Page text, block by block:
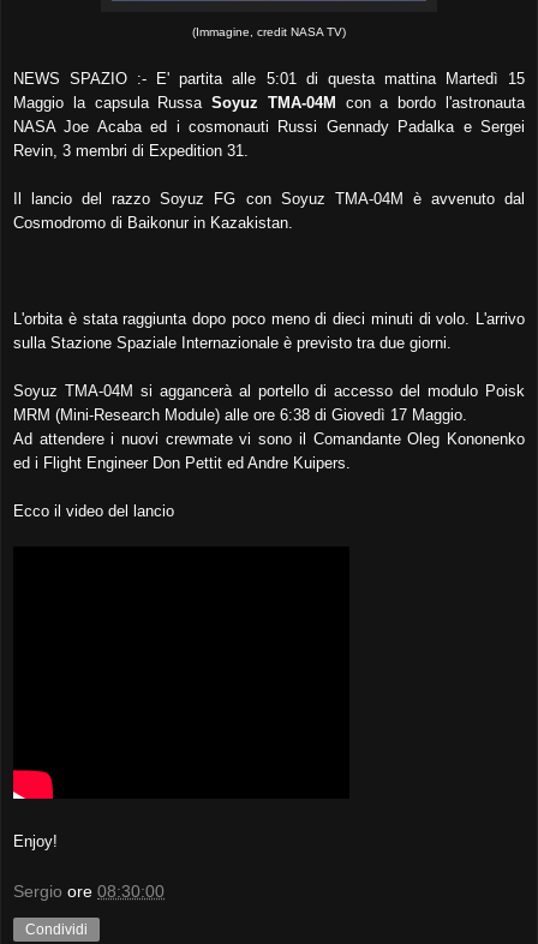
(Immagine, credit NASA TV)
NEWS SPAZIO :- E' partita alle 5:01 di questa mattina Martedì 15
Maggio la capsula RussaSoyuz TMA-04M
con a bordo l'astronauta
NASA Joe Acaba ed i cosmonauti Russi Gennady Padalka e Sergei
Revin, 3 membri di Expedition 31.
Il lancio del razzo Soyuz FG con Soyuz TMA-04M è avvenuto dal
Cosmodromo di Baikonur in Kazakistan.
L'orbita è stata raggiunta dopo poco meno di dieci minuti di volo. L'arrivo
sulla Stazione Spaziale Internazionale è previsto tra due giorni.
Soyuz TMA-04M si aggancerà al portello di accesso del modulo Poisk
MRM (Mini-Research Module) alle ore 6:38 di Giovedì 17 Maggio.
Ad attendere i nuovi crewmate vi sono il Comandante Oleg Kononenko
ed i Flight Engineer Don Pettit ed Andre Kuipers.
Ecco il video del lancio
Enjoy!
Sergio ore 08:30:00
Condividi